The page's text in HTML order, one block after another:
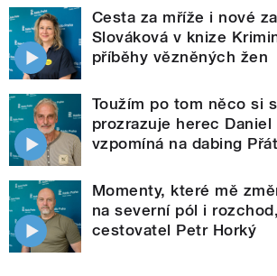
Cesta za mříže i nové
Slováková v knize
příběhy vězněných žen
Toužím po tom něco si
prozrazuje herec Daniel
vzpomíná na dabing
Momenty, které mě
na severní pól i
cestovatel Petr Horký